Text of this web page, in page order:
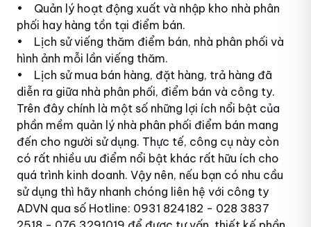
• Quản lý hoạt động xuất và nhập kho nhà phân
phối hay hàng tồn tại điểm bán.
• Lịch sử viếng thăm điểm bán, nhà phân phối và
hình ảnh mỗi lần viếng thăm.
• Lịch sử mua bán hàng, đặt hàng, trả hàng đã
diễn ra giữa nhà phân phối, điểm bán và công ty.
Trên đây chính là một số những lợi ích nổi bật của
phần mềm quản lý nhà phân phối điểm bán mang
đến cho người sử dụng. Thực tế, công cụ này còn
có rất nhiều ưu điểm nổi bật khác rất hữu ích cho
quá trình kinh doanh. Vậy nên, nếu bạn có nhu cầu
sử dụng thì hãy nhanh chóng liên hệ với công ty
ADVN qua số Hotline: 0931 824182 - 028 3837